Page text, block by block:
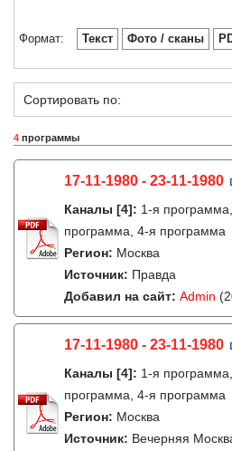
Формат: Текст Фото / сканы
Сортировать по:
4 программы
17-11-1980 - 23-11-1980
Каналы [4]: 1-я
программа, 4-я программа
Регион: Москва
Источник: Правда
Добавил на сайт: Admin
17-11-1980 - 23-11-1980
Каналы [4]: 1-я
программа, 4-я программа
Регион: Москва
Источник: Вечерняя